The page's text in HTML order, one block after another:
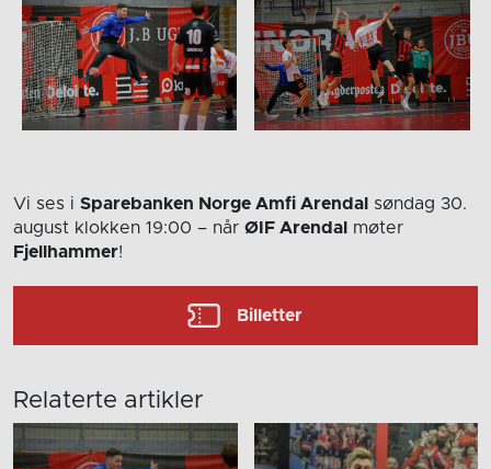
Vi ses i Sparebanken Norge Amfi Arendal
søndag 30.
august klokken 19:00 – når ØIF Arendal
møter
Fjellhammer!
Billetter
Relaterte artikler